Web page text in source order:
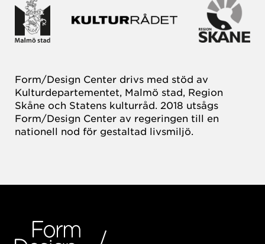
Form/Design Center drivs med stöd av
Kulturdepartementet, Malmö stad, Region
Skåne och Statens kulturråd. 2018 utsågs
Form/Design Center av regeringen till en
nationell nod för gestaltad livsmiljö.